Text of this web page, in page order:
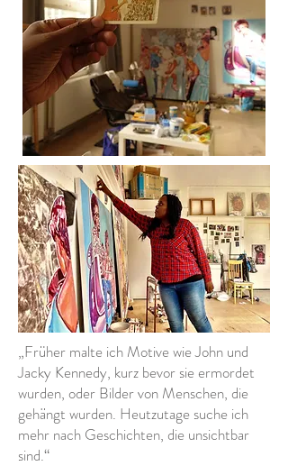
„Früher malte ich Motive wie John und
Jacky Kennedy, kurz bevor sie ermordet
wurden, oder Bilder von Menschen, die
gehängt wurden. Heutzutage suche ich
mehr nach Geschichten, die unsichtbar
sind.“